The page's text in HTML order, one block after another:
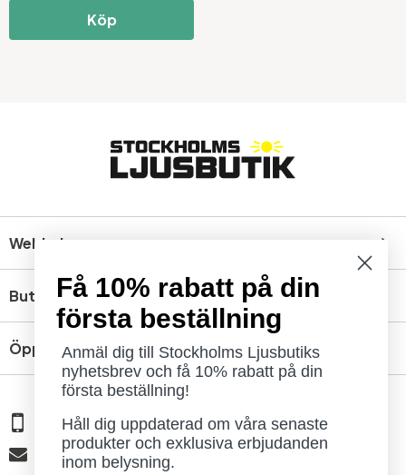
Köp
Webbshop
Butik
Öppettider
08 - 654 29 00
info@ljusbutik.se
Få 10% rabatt på din
första beställning
Anmäl dig till Stockholms Ljusbutiks
nyhetsbrev och få 10% rabatt på din
första beställning!
Håll dig uppdaterad om våra senaste
produkter och exklusiva erbjudanden
inom belysning.